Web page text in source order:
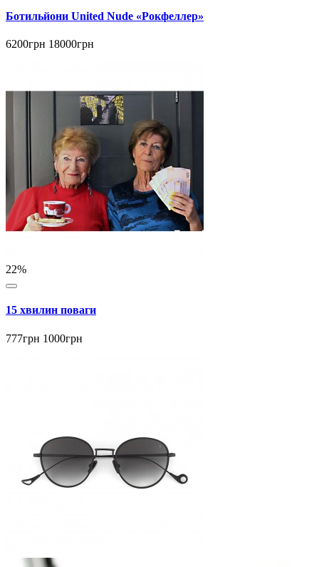
Ботильйони United Nude «Рокфеллер»
6200грн 18000грн
22%
15 хвилин поваги
777грн 1000грн